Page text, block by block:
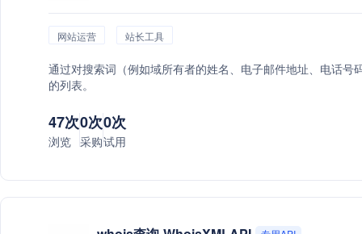
网站运营 站长工具
通过对搜索词（例如域所有者的姓名、电子邮件地址、电话
的列表。
47次
浏览
0次
采购
0次
试用